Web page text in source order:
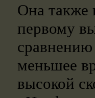
Она также
первому
меньшее
высокой